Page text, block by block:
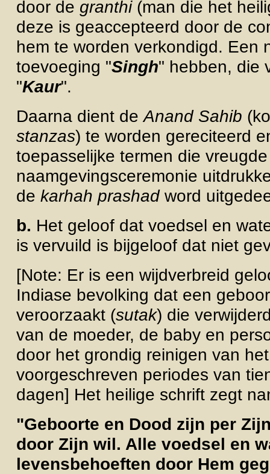
door de granthi (man die het
deze is geaccepteerd door de
hem te worden verkondigd. Een
toevoeging "Singh" hebben, die
"Kaur".
Daarna dient deAnand Sahib
stanzas) te worden gereciteerd
toepasselijke termen die
naamgevingsceremonie
de karhah prashadword
b. Het geloof dat voedsel en
is vervuild is bijgeloof dat niet
[Note: Er is een wijdverbreid
Indiase bevolking dat een
veroorzaakt (sutak) die
van de moeder, de baby en
door het grondig reinigen van
voorgeschreven periodes van
dagen] Het heilige schrift zegt
"Geboorte en Dood zijn per
door Zijn wil. Alle voedsel en
levensbehoeften door Hem